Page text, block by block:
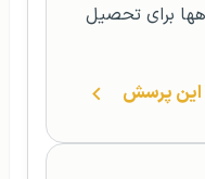
برای تحصیل
این پرسش